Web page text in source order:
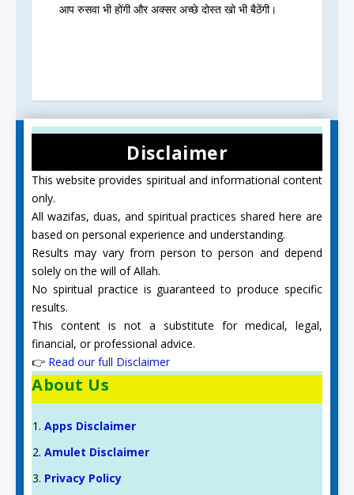
आप रुसवा भी होंगी और अक्सर अच्छे दोस्त खो भी बैठेंगी।
Disclaimer
This website provides spiritual and informational content
only.
All wazifas, duas, and spiritual practices shared here are
based on personal experience and understanding.
Results may vary from person to person and depend
solely on the will of Allah.
No spiritual practice is guaranteed to produce specific
results.
This content is not a substitute for medical, legal,
financial, or professional advice.
👉 Read our full Disclaimer
About Us
Apps Disclaimer
Amulet Disclaimer
Privacy Policy